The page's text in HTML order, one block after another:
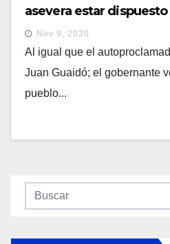
asevera estar
EE.UU.
Nov 9, 2020
Al igual que el
Juan Guaidó; el gobernante
pueblo...